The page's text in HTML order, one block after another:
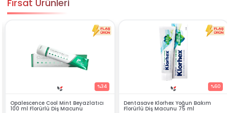
Fırsat Ürünleri
Dentasave Klorhex Yoğun Bakım
Florürlü Diş Macunu 75 ml
Black Berry Bitkisel Sprey 25 ml